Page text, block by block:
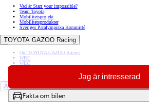
Jag är intresserad
Fakta om bilen
Vad är Start your impossible?
Team Toyota
Mobilitetsprojekt
Mobilitetsprodukter
Sveriges Paralympiska Kommitté
TOYOTA GAZOO Racing
Om TOYOTA GAZOO Racing
WRC
WEC
Äldre modeller
Toyota GR86